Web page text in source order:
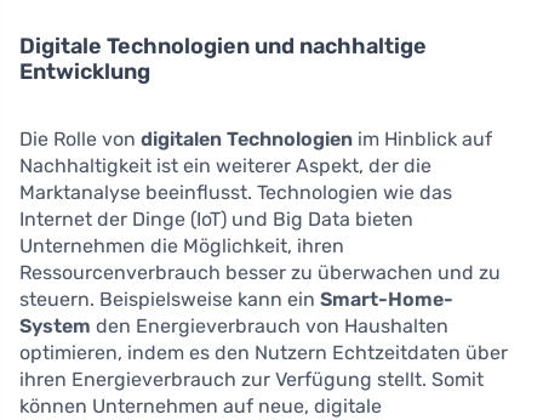
Digitale Technologien und nachhaltige
Entwicklung
Die Rolle von digitalen Technologien im Hinblick auf
Nachhaltigkeit ist ein weiterer Aspekt, der die
Marktanalyse beeinflusst. Technologien wie das
Internet der Dinge (IoT) und Big Data bieten
Unternehmen die Möglichkeit, ihren
Ressourcenverbrauch besser zu überwachen und zu
steuern. Beispielsweise kann ein Smart-Home-
System den Energieverbrauch von Haushalten
optimieren, indem es den Nutzern Echtzeitdaten über
ihren Energieverbrauch zur Verfügung stellt. Somit
können Unternehmen auf neue, digitale